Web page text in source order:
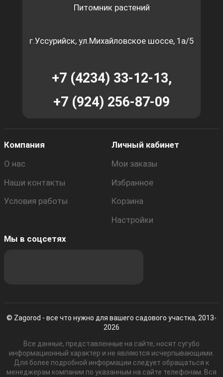
Питомник растений
г.Уссурийск, ул.Михайловское шоссе, 1а/5
+7 (4234) 33-12-13,
+7 (924) 256-87-09
Компания
О нас
Наши контакты
Условия работы
Личный кабинет
Мои заказы
Избранное
Корзина
Настройки
Мы в соцсетях
© Zagorod - все что нужно для вашего садового участка, 2013-
2026
Все данные, представленные на сайте, носят сугубо
информационный характер и не являются исчерпывающими.
Для более подробной информации следует обращаться к
менеджерам компании по указанным на сайте телефонам. Вся